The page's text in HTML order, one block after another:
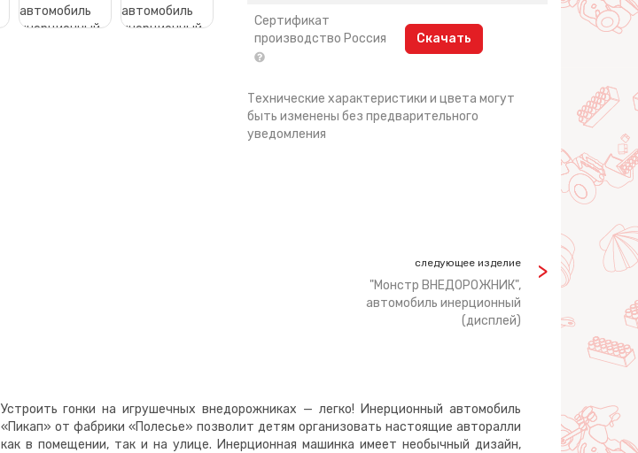
Сертификат
производство Россия
Скачать
Технические характеристики и цвета могут
быть изменены без предварительного
уведомления
следующее изделие
"Монстр ВНЕДОРОЖНИК",
автомобиль инерционный
(дисплей)
Устроить гонки на игрушечных внедорожниках — легко! Инерционный автомобиль
«Пикап» от фабрики «Полесье» позволит детям организовать настоящие авторалли
как в помещении, так и на улице. Инерционная машинка имеет необычный дизайн,